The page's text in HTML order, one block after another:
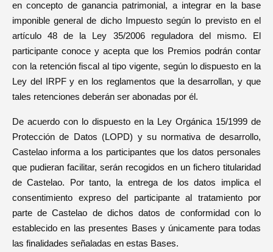
en concepto de ganancia patrimonial, a integrar en la base
imponible general de dicho Impuesto según lo previsto en el
artículo 48 de la Ley 35/2006 reguladora del mismo. El
participante conoce y acepta que los Premios podrán contar
con la retención fiscal al tipo vigente, según lo dispuesto en la
Ley del IRPF y en los reglamentos que la desarrollan, y que
tales retenciones deberán ser abonadas por él.
De acuerdo con lo dispuesto en la Ley Orgánica 15/1999 de
Protección de Datos (LOPD) y su normativa de desarrollo,
Castelao informa a los participantes que los datos personales
que pudieran facilitar, serán recogidos en un fichero titularidad
de Castelao. Por tanto, la entrega de los datos implica el
consentimiento expreso del participante al tratamiento por
parte de Castelao de dichos datos de conformidad con lo
establecido en las presentes Bases y únicamente para todas
las finalidades señaladas en estas Bases.